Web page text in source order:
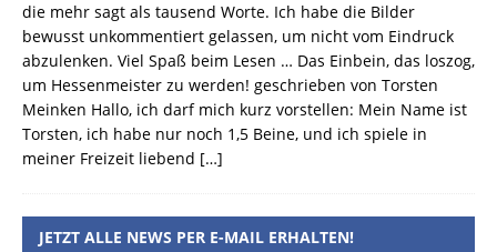
die mehr sagt als tausend Worte. Ich habe die Bilder
bewusst unkommentiert gelassen, um nicht vom Eindruck
abzulenken. Viel Spaß beim Lesen … Das Einbein, das loszog,
um Hessenmeister zu werden! geschrieben von Torsten
Meinken Hallo, ich darf mich kurz vorstellen: Mein Name ist
Torsten, ich habe nur noch 1,5 Beine, und ich spiele in
meiner Freizeit liebend […]
JETZT ALLE NEWS PER E-MAIL ERHALTEN!